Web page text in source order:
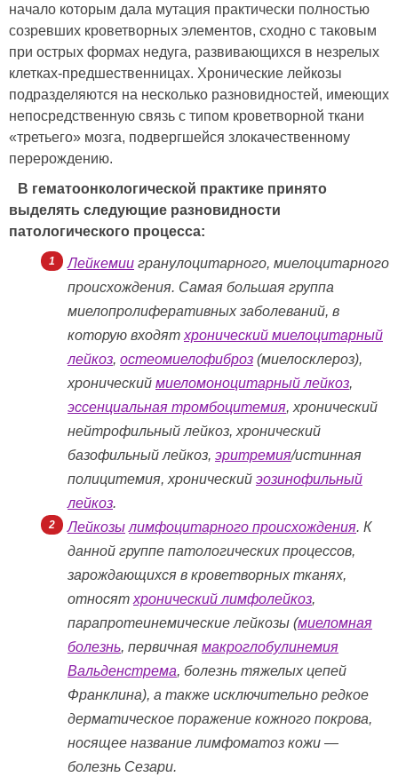
начало которым дала мутация практически полностью
созревших кроветворных элементов, сходно с таковым
при острых формах недуга, развивающихся в незрелых
клетках-предшественницах. Хронические лейкозы
подразделяются на несколько разновидностей, имеющих
непосредственную связь с типом кроветворной ткани
«третьего» мозга, подвергшейся злокачественному
перерождению.
В гематоонкологической практике принято
выделять следующие разновидности
патологического процесса:
Лейкемии гранулоцитарного, миелоцитарного
происхождения. Самая большая группа
миелопролиферативных заболеваний, в
которую входят хронический миелоцитарный
лейкоз, остеомиелофиброз (миелосклероз),
хронический миеломоноцитарный лейкоз,
эссенциальная тромбоцитемия, хронический
нейтрофильный лейкоз, хронический
базофильный лейкоз, эритремия/истинная
полицитемия, хронический эозинофильный
лейкоз.
Лейкозы лимфоцитарного происхождения. К
данной группе патологических процессов,
зарождающихся в кроветворных тканях,
относят хронический лимфолейкоз,
парапротеинемические лейкозы (миеломная
болезнь, первичная макроглобулинемия
Вальденстрема, болезнь тяжелых цепей
Франклина), а также исключительно редкое
дерматическое поражение кожного покрова,
носящее название лимфоматоз кожи —
болезнь Сезари.